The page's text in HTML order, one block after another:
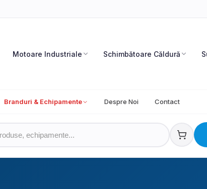
Motoare Industriale Schimbătoare Căldură
Branduri & Echipamente Despre Noi Contact